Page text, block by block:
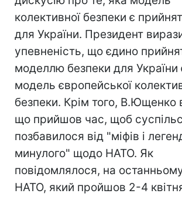
колективної безпеки є
для України. Президент
упевненість, що єдино
моделлю безпеки для України
модель європейської
безпеки. Крім того, В.Ющенко
що прийшов час, щоб
позбавилося від "міфів і
минулого" щодо НАТО. Як
повідомлялося, на останньому
НАТО, який пройшов 2-4